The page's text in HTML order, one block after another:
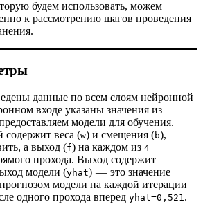
будем использовать, можем
к рассмотрению шагов проведения
данные по всем слоям нейронной
входе указаны значения из
модели для обучения.
веса (w) и смещения (b),
а выход (f) на каждом из 4
прохода. Выход содержит
модели (yhat) — это значение
модели на каждой итерации
одного прохода вперед yhat=0,521 .